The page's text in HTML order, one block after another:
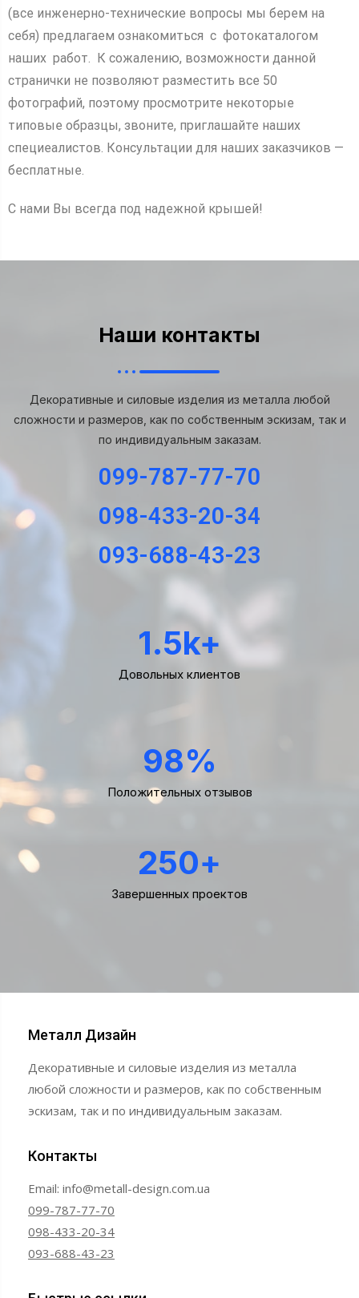
(все инженерно-технические вопросы мы берем на
себя) предлагаем ознакомиться с фотокаталогом
наших работ. К сожалению, возможности данной
странички не позволяют разместить все 50
фотографий, поэтому просмотрите некоторые
типовые образцы, звоните, приглашайте наших
специеалистов. Консультации для наших заказчиков —
бесплатные.
С нами Вы всегда под надежной крышей!
Наши контакты
Декоративные и силовые изделия из металла любой
сложности и размеров, как по собственным эскизам, так и
по индивидуальным заказам.
099-787-77-70
098-433-20-34
093-688-43-23
1.5k+
Довольных клиентов
98%
Положительных отзывов
250+
Завершенных проектов
Металл Дизайн
Декоративные и силовые изделия из металла
любой сложности и размеров, как по собственным
эскизам, так и по индивидуальным заказам.
Контакты
Email: info@metall-design.com.ua
099-787-77-70
098-433-20-34
093-688-43-23